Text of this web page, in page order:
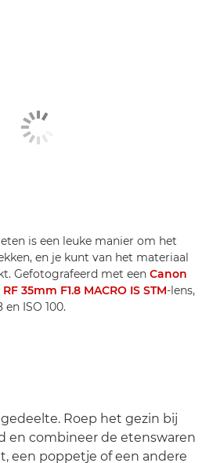
is een leuke manier om het
en je kunt van het materiaal
Gefotografeerd met een Canon
35mm F1.8 MACRO IS STM-lens,
ISO 100.
Roep het gezin bij
en combineer de etenswaren
een poppetje of een andere